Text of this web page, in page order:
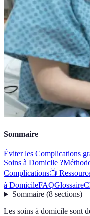
Sommaire
Éviter les Complications
Soins à Domicile ?
Complications📺
à DomicileFAQGlossaire
Sommaire(8 sections)
Les soins à domicile sont